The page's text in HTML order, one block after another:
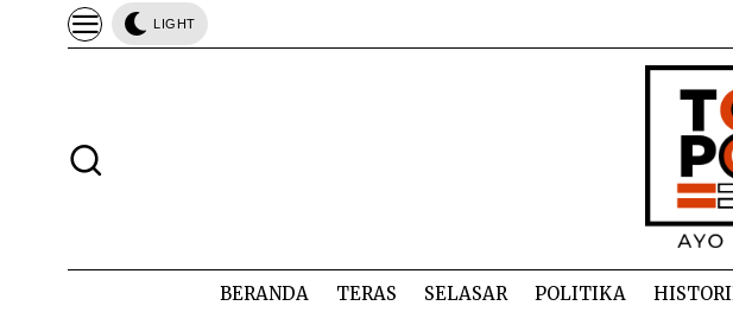
LIGHT
BERANDA TERAS SELASAR POLITIKA